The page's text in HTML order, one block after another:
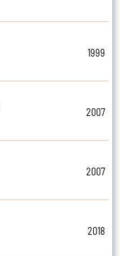
1999
2007
2007
2018